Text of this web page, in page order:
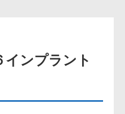
インプラント